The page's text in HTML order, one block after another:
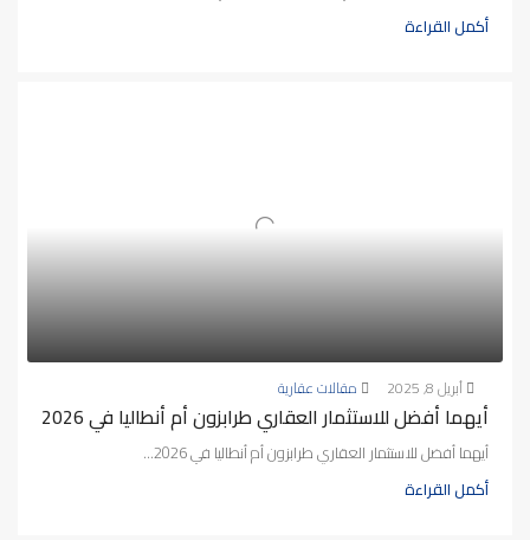
أكمل القراءة
أبريل 8, 2025 مقالات عقارية
أيهما أفضل للاستثمار العقاري طرابزون أم أنطاليا في 2026
أيهما أفضل للاستثمار العقاري طرابزون أم أنطاليا في 2026...
أكمل القراءة